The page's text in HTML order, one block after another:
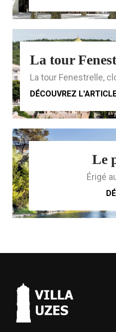
La tour Fenestrelle,
DÉCOUVREZ
Le
Érigé